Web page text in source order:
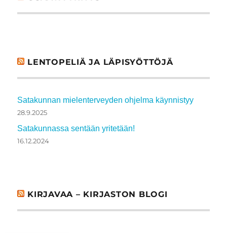
LENTOPELIÄ JA LÄPISYÖTTÖJÄ
Satakunnan mielenterveyden ohjelma käynnistyy
28.9.2025
Satakunnassa sentään yritetään!
16.12.2024
KIRJAVAA – KIRJASTON BLOGI